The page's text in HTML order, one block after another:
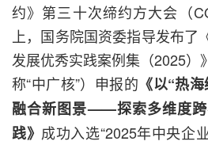
约》第三十次缔约方大会（
上，国务院国资委指导发布了
发展优秀实践案例集（2025）
称“中广核”）申报的 《以“热
融合新图景——探索多维度
践》成功入选“2025年中央企